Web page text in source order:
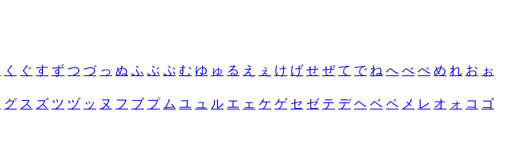
く ぐ す ず つ づ っ ぬ ふ ぶ ぷ む ゆ ゅ る え ぇ け げ せ ぜ て で ね へ べ ぺ め れ お ぉ
グ ス ズ ツ ヅ ッ ヌ フ ブ プ ム ユ ュ ル エ ェ ケ ゲ セ ゼ テ デ ヘ ベ ペ メ レ オ ォ コ ゴ